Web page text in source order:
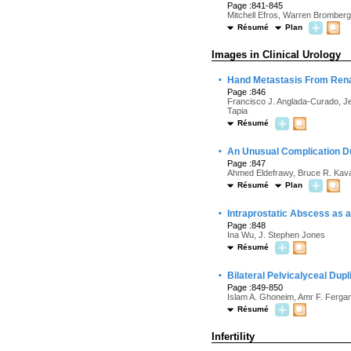
Page :841-845
Mitchell Efros, Warren
Résumé Plan
Images in Clinical Urology
· Hand Metastasis From
Page :846
Francisco J. Anglada-Curado,
Tapia
Résumé
· An Unusual Complication
Page :847
Ahmed Eldefrawy, Bruce R.
Résumé Plan
· Intraprostatic Abscess as
Page :848
Ina Wu, J. Stephen Jones
Résumé
· Bilateral Pelvicalyceal
Page :849-850
Islam A. Ghoneim, Amr F.
Résumé
Infertility